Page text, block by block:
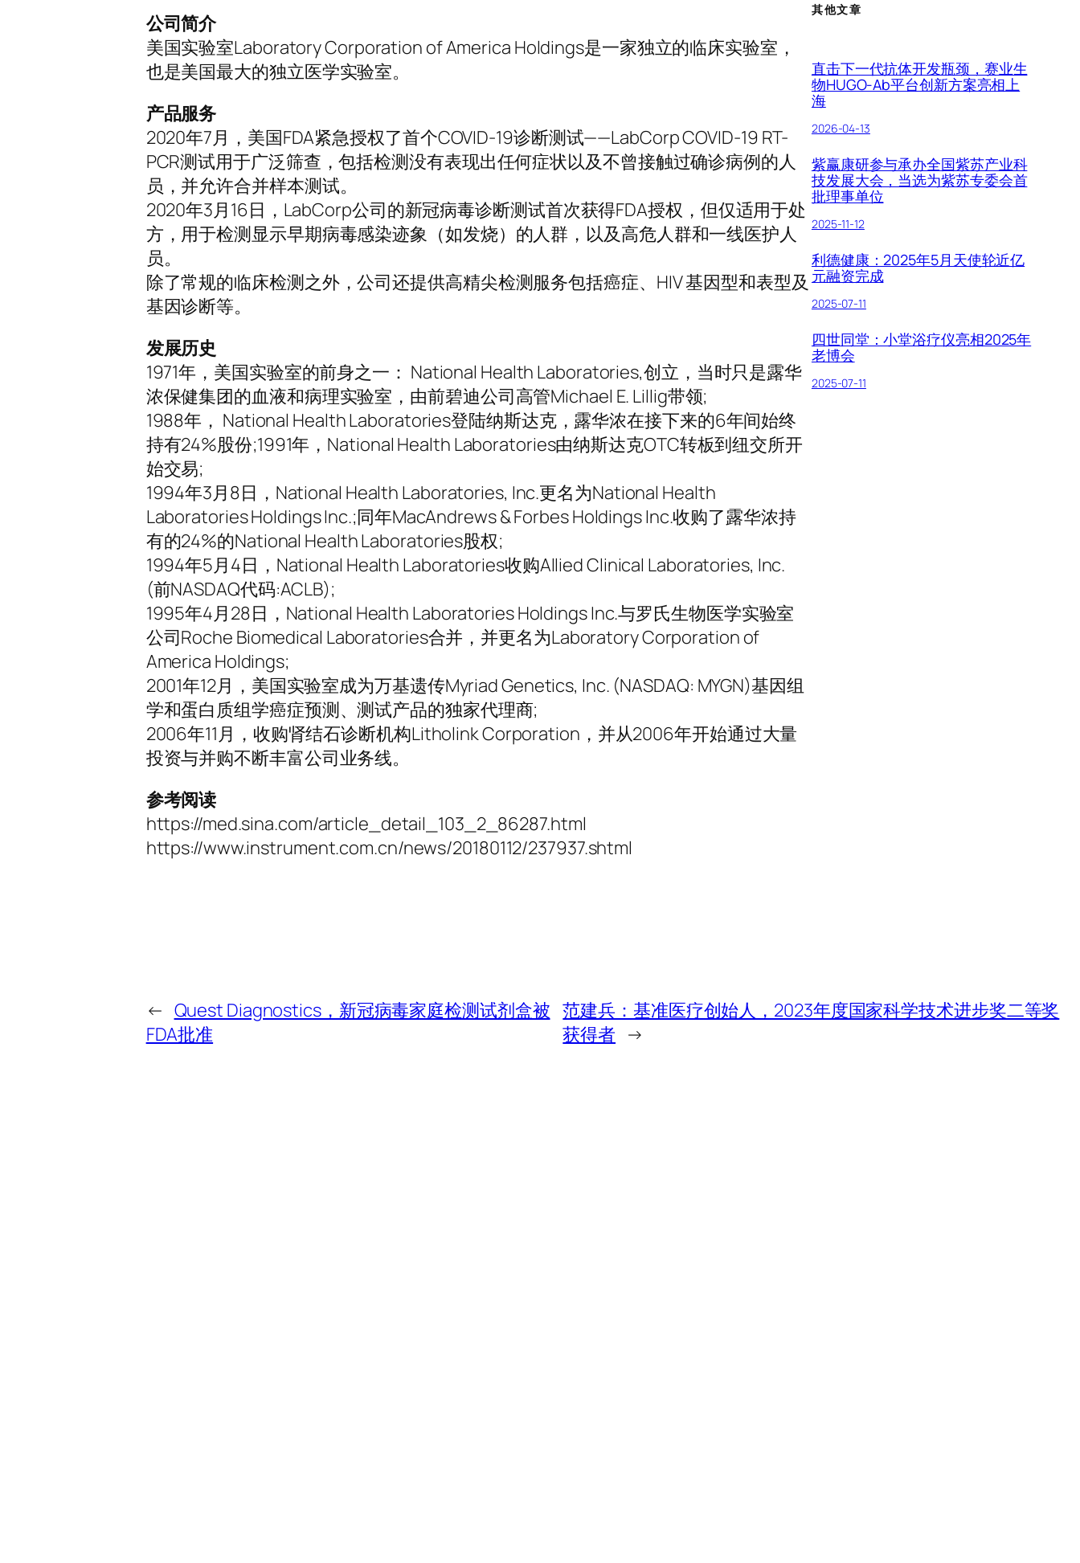
公司简介
美国实验室Laboratory Corporation of America Holdings是一家独立的临床实验室，
也是美国最大的独立医学实验室。
产品服务
2020年7月，美国FDA紧急授权了首个COVID-19诊断测试——LabCorp COVID-19 RT-
PCR测试用于广泛筛查，包括检测没有表现出任何症状以及不曾接触过确诊病例的人
员，并允许合并样本测试。
2020年3月16日，LabCorp公司的新冠病毒诊断测试首次获得FDA授权，但仅适用于处
方，用于检测显示早期病毒感染迹象（如发烧）的人群，以及高危人群和一线医护人
员。
除了常规的临床检测之外，公司还提供高精尖检测服务包括癌症、HIV 基因型和表型及
基因诊断等。
发展历史
1971年，美国实验室的前身之一： National Health Laboratories,创立，当时只是露华
浓保健集团的血液和病理实验室，由前碧迪公司高管Michael E. Lillig带领;
1988年， National Health Laboratories登陆纳斯达克，露华浓在接下来的6年间始终
持有24%股份;1991年，National Health Laboratories由纳斯达克OTC转板到纽交所开
始交易;
1994年3月8日，National Health Laboratories, Inc.更名为National Health
Laboratories Holdings Inc.;同年MacAndrews & Forbes Holdings Inc.收购了露华浓持
有的24%的National Health Laboratories股权;
1994年5月4日，National Health Laboratories收购Allied Clinical Laboratories, Inc.
(前NASDAQ代码:ACLB);
1995年4月28日，National Health Laboratories Holdings Inc.与罗氏生物医学实验室
公司Roche Biomedical Laboratories合并，并更名为Laboratory Corporation of
America Holdings;
2001年12月，美国实验室成为万基遗传Myriad Genetics, Inc. (NASDAQ: MYGN)基因组
学和蛋白质组学癌症预测、测试产品的独家代理商;
2006年11月，收购肾结石诊断机构Litholink Corporation，并从2006年开始通过大量
投资与并购不断丰富公司业务线。
参考阅读
https://med.sina.com/article_detail_103_2_86287.html
https://www.instrument.com.cn/news/20180112/237937.shtml
其他文章
直击下一代抗体开发瓶颈，赛业生
物HUGO-Ab平台创新方案亮相上
海
2026-04-13
紫赢康研参与承办全国紫苏产业科
技发展大会，当选为紫苏专委会首
批理事单位
2025-11-12
利德健康：2025年5月天使轮近亿
元融资完成
2025-07-11
四世同堂：小堂浴疗仪亮相2025年
老博会
2025-07-11
← Quest Diagnostics，新冠病毒家庭检测试剂盒被
FDA批准
范建兵：基准医疗创始人，2023年度国家科学技术进步奖二等奖
获得者 →